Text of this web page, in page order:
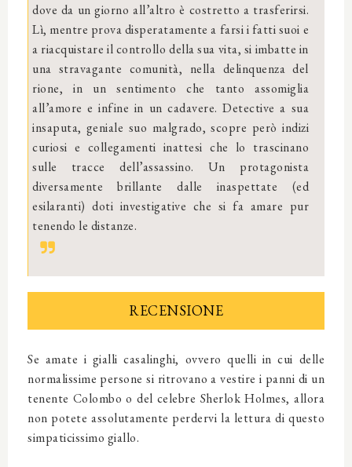
dove da un giorno all’altro è costretto a trasferirsi.
Lì, mentre prova disperatamente a farsi i fatti suoi e
a riacquistare il controllo della sua vita, si imbatte in
una stravagante comunità, nella delinquenza del
rione, in un sentimento che tanto assomiglia
all’amore e infine in un cadavere. Detective a sua
insaputa, geniale suo malgrado, scopre però indizi
curiosi e collegamenti inattesi che lo trascinano
sulle tracce dell’assassino. Un protagonista
diversamente brillante dalle inaspettate (ed
esilaranti) doti investigative che si fa amare pur
tenendo le distanze.
RECENSIONE
Se amate i gialli casalinghi, ovvero quelli in cui delle
normalissime persone si ritrovano a vestire i panni di un
tenente Colombo o del celebre Sherlok Holmes, allora
non potete assolutamente perdervi la lettura di questo
simpaticissimo giallo.